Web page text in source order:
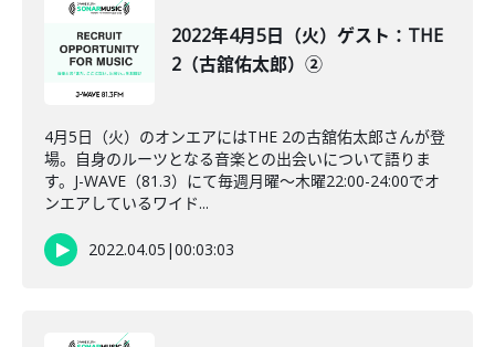
2022年4月5日（火）ゲスト：THE
2（古舘佑太郎）②
4月5日（火）のオンエアにはTHE 2の古舘佑太郎さんが登
場。自身のルーツとなる音楽との出会いについて語りま
す。J-WAVE（81.3）にて毎週月曜～木曜22:00-24:00でオ
ンエアしているワイド...
2022.04.05 |00:03:03